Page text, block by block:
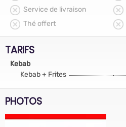
Service de livraison
Thé offert
TARIFS
Kebab
Kebab + Frites
PHOTOS